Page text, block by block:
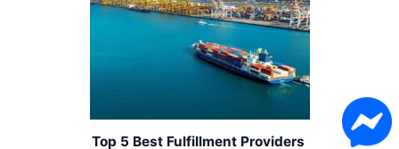
Top 5 Best Fulfillment Providers